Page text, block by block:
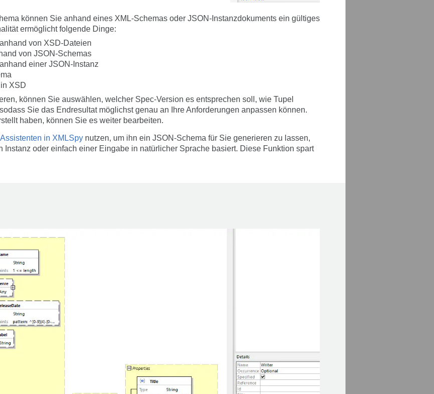
können Sie anhand eines XML-Schemas oder JSON-Instanzdokuments ein gültiges
ermöglicht folgende Dinge:
von XSD-Dateien
von JSON-Schemas
einer JSON-Instanz
XSD
können Sie auswählen, welcher Spec-Version es entsprechen soll, wie Tupel
Sie das Endresultat möglichst genau an Ihre Anforderungen anpassen können.
haben, können Sie es weiter bearbeiten.
in XMLSpy nutzen, um ihn ein JSON-Schema für Sie generieren zu lassen,
Instanz oder einfach einer Eingabe in natürlicher Sprache basiert. Diese Funktion spart